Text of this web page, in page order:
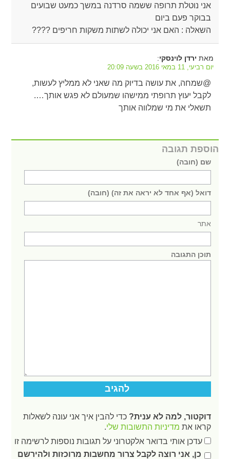
אני נוטלת תרופה ששמה סרדנה במשך כמעט שבועים
בבוקר פעם ביום
השאלה : האם אני יכולה לשתות משקות חריפים ????
מאת ירדן לוינסקי:
יום רביעי, 11 במאי 2016 בשעה 20:09
@שמחה, את עושה בדיוק מה שאני לא ממליץ לעשות,
לקבל יעוץ תרופתי ממישהו שמעולם לא פגש אותך….
תשאלי את מי שמלווה אותך
הוספת תגובה
שם (חובה)
דואל (אף אחד לא יראה את זה) (חובה)
אתר
תוכן התגובה
דוקטור, למה לא ענית? כדי להבין איך אני עונה לשאלות
קראו את מדיניות התשובות שלי.
עדכן אותי בדואר אלקטרוני על תגובות נוספות לרשימה זו
כן, אני רוצה לקבל צרור מחשבות מרוכזות ולהירשם